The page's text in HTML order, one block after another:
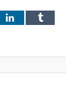
LinkedInTumblr